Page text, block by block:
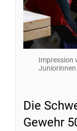
Impression
Juniorinnen
Die
Gewehr